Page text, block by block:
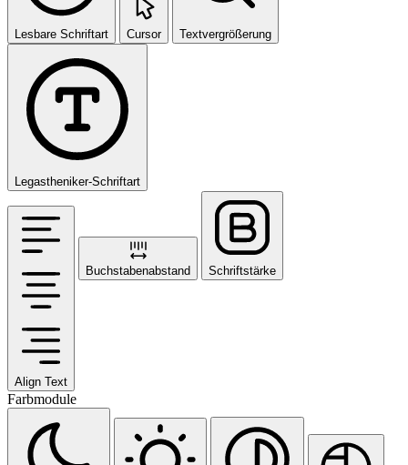
Lesbare Schriftart Cursor Textvergrößerung
Legastheniker-Schriftart
Align Text
Buchstabenabstand Schriftstärke
Farbmodule